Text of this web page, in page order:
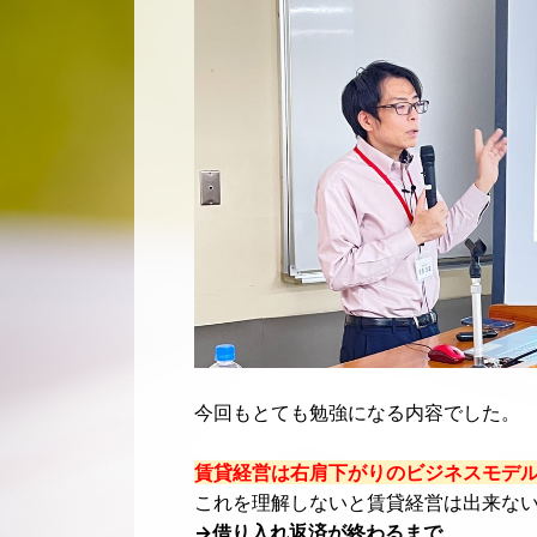
今回もとても勉強になる内容でした。
賃貸経営は右肩下がりのビジネスモデ
これを理解しないと賃貸経営は出来な
→借り入れ返済が終わるまで